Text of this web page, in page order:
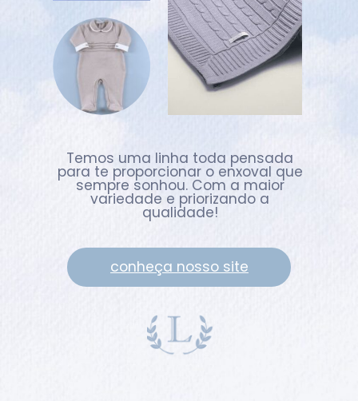
Temos uma linha toda pensada
para te proporcionar o enxoval que
sempre sonhou. Com a maior
variedade e priorizando a
qualidade!
conheça nosso site